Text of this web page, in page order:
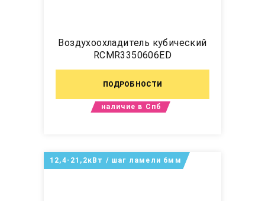
Воздухоохладитель кубический
RCMR3350606ED
ПОДРОБНОСТИ
наличие в Спб
12,4-21,2кВт / шаг ламели 6мм